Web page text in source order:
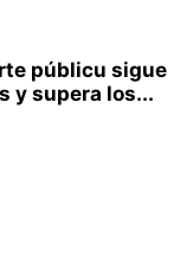
públicu sigue
y supera los...